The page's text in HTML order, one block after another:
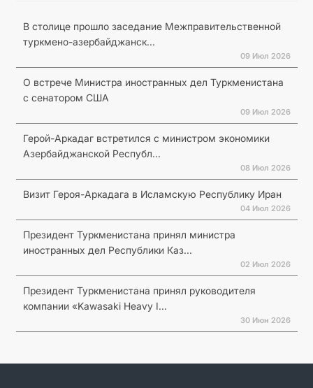
В столице прошло заседание Межправительственной
туркмено-азербайджанск...
09 Июл 2026
О встрече Министра иностранных дел Туркменистана
с сенатором США
09 Июл 2026
Герой-Аркадаг встретился с министром экономики
Азербайджанской Республ...
08 Июл 2026
Визит Героя-Аркадага в Исламскую Республику Иран
04 Июл 2026
Президент Туркменистана принял министра
иностранных дел Республики Каз...
02 Июл 2026
Президент Туркменистана принял руководителя
компании «Kawasaki Heavy I...
30 Июн 2026